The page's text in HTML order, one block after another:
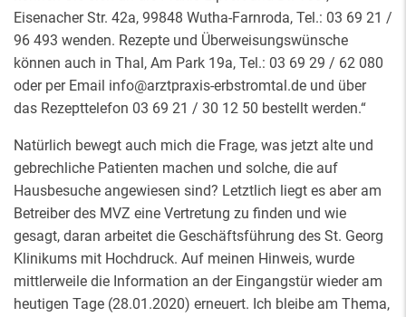
Eisenacher Str. 42a, 99848 Wutha-Farnroda, Tel.: 03 69 21 /
96 493 wenden. Rezepte und Überweisungswünsche
können auch in Thal, Am Park 19a, Tel.: 03 69 29 / 62 080
oder per Email info@arztpraxis-erbstromtal.de und über
das Rezepttelefon 03 69 21 / 30 12 50 bestellt werden.“
Natürlich bewegt auch mich die Frage, was jetzt alte und
gebrechliche Patienten machen und solche, die auf
Hausbesuche angewiesen sind? Letztlich liegt es aber am
Betreiber des MVZ eine Vertretung zu finden und wie
gesagt, daran arbeitet die Geschäftsführung des St. Georg
Klinikums mit Hochdruck. Auf meinen Hinweis, wurde
mittlerweile die Information an der Eingangstür wieder am
heutigen Tage (28.01.2020) erneuert. Ich bleibe am Thema,